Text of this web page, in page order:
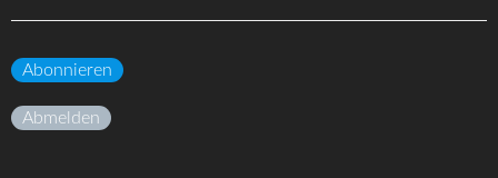
Abonnieren
Abmelden